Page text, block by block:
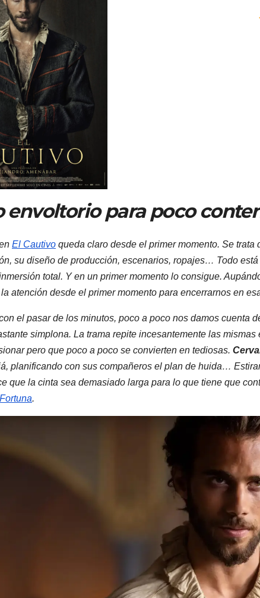
envoltorio para poco
El Cautivo queda claro desde el primer momento. Se
su diseño de producción, escenarios, ropajes… Todo
total. Y en un primer momento lo consigue.
atención desde el primer momento para encerrarnos en
el pasar de los minutos, poco a poco nos damos cuenta
simplona. La trama repite incesantemente las
pero que poco a poco se convierten en tediosas.
planificando con sus compañeros el plan de huida…
que la cinta sea demasiado larga para lo que tiene que
.